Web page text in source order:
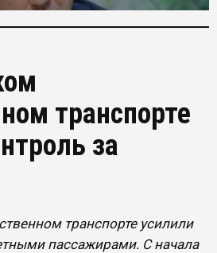
транспорте
за
транспорте усилили
пассажирами. С начала